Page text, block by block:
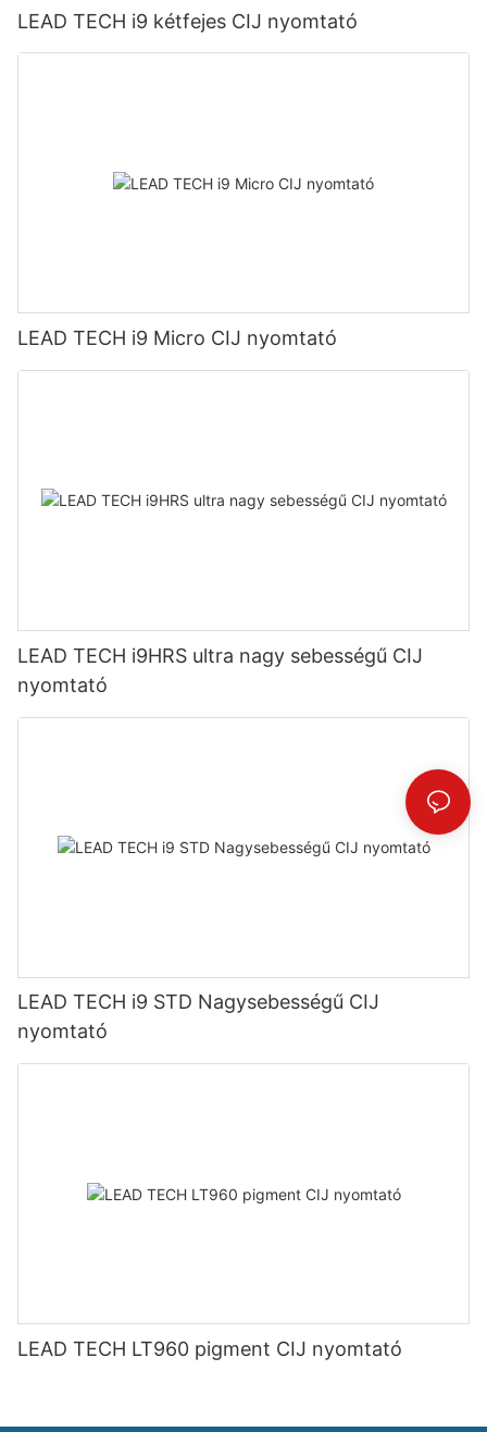
LEAD TECH i9 kétfejes CIJ nyomtató
LEAD TECH i9 Micro CIJ nyomtató
LEAD TECH i9HRS ultra nagy sebességű CIJ
nyomtató
LEAD TECH i9 STD Nagysebességű CIJ
nyomtató
LEAD TECH LT960 pigment CIJ nyomtató